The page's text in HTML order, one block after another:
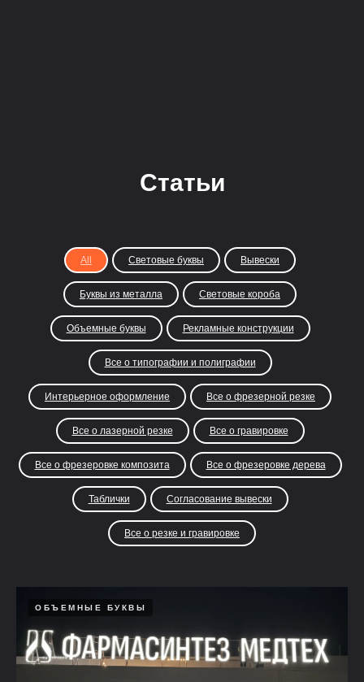
Статьи
All Световые буквы Вывески
Буквы из металла Световые короба
Объемные буквы Рекламные конструкции
Все о типографии и полиграфии
Интерьерное оформление Все о фрезерной резке
Все о лазерной резке Все о гравировке
Все о фрезеровке композита Все о фрезеровке дерева
Таблички Согласование вывески
Все о резке и гравировке
ОБЪЕМНЫЕ БУКВЫ